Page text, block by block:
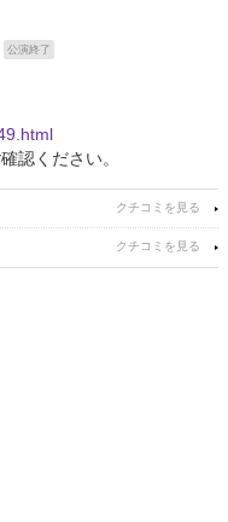
公演終了
認ください。